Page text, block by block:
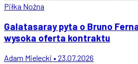
Piłka Nożna
Galatasaray pyta o Bruno
wysoka oferta kontraktu
Adam Mielecki • 23.07.2026